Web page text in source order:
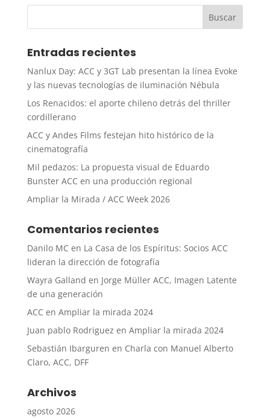
Entradas recientes
Nanlux Day: ACC y 3GT Lab presentan la línea Evoke
y las nuevas tecnologías de iluminación Nébula
Los Renacidos: el aporte chileno detrás del thriller
cordillerano
ACC y Andes Films festejan hito histórico de la
cinematografía
Mil pedazos: La propuesta visual de Eduardo
Bunster ACC en una producción regional
Ampliar la Mirada / ACC Week 2026
Comentarios recientes
Danilo MC en La Casa de los Espíritus: Socios ACC
lideran la dirección de fotografía
Wayra Galland en Jorge Müller ACC, Imagen Latente
de una generación
ACC en Ampliar la mirada 2024
Juan pablo Rodriguez en Ampliar la mirada 2024
Sebastián Ibarguren en Charla con Manuel Alberto
Claro, ACC, DFF
Archivos
agosto 2026